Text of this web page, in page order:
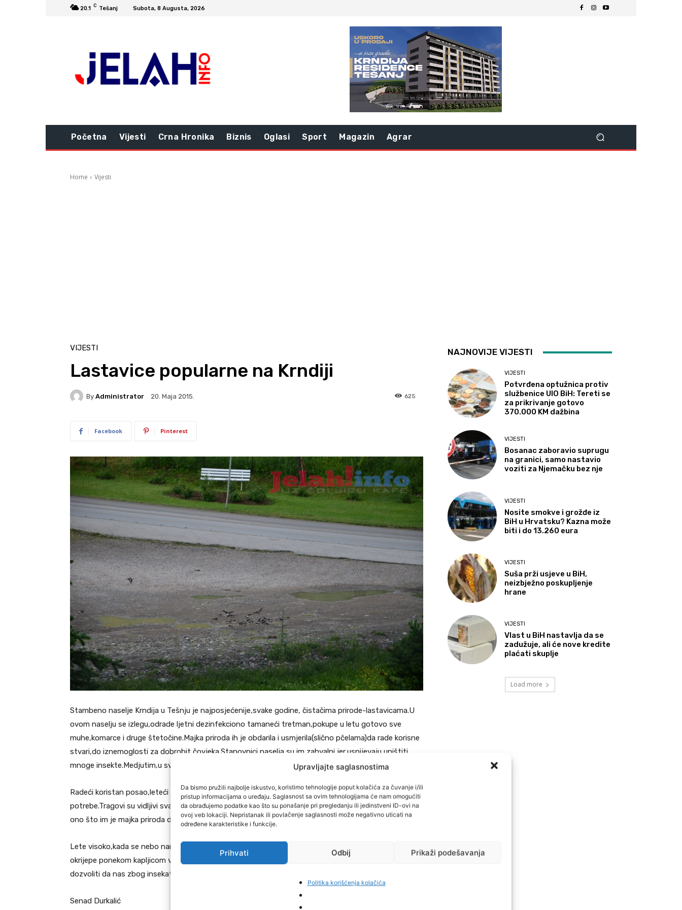
Upravljajte saglasnostima
Da bismo pružili najbolje iskustvo, koristimo tehnologije poput kolačića za čuvanje i/ili
pristup informacijama o uređaju. Saglasnost sa ovim tehnologijama će nam omogućiti
da obrađujemo podatke kao što su ponašanje pri pregledanju ili jedinstveni ID-ovi na
ovoj veb lokaciji. Nepristanak ili povlačenje saglasnosti može negativno uticati na
određene karakteristike i funkcije.
Prihvati Odbij Prikaži podešavanja
Politika korišćenja kolačića
20.1 C Tešanj Subota, 8 Augusta, 2026
Početna Vijesti Crna Hronika Biznis Oglasi Sport Magazin Agrar
Home Vijesti
VIJESTI
Lastavice popularne na Krndiji
By Administrator 20. Maja 2015. 625
Facebook Pinterest
Stambeno naselje Krndija u Tešnju je najposjećenije,svake godine, čistačima prirode-lastavicama.U
ovom naselju se izlegu,odrade ljetni dezinfekciono tamaneći tretman,pokupe u letu gotovo sve
muhe,komarce i druge štetočine.Majka priroda ih je obdarila i usmjerila(slično pčelama)da rade korisne
stvari,do iznemoglosti za dobrobit čovjeka.Stanovnici naselja su im zahvalni jer,uspijevaju uništiti
mnoge insekte.Medjutim,u svakom dobru ima i zla.
Radeći koristan posao,leteći velikom brzinom po cio dan,moraju obavljati kao i čovjek svoje biološke
potrebe.Tragovi su vidljivi svakoga dana,na parkiranim automobilima ali ?Nisu lastavice krive.One rade
ono što im je majka priroda dodijelila u zadatak.
Lete visoko,kada se nebo namršti slijeću za insektima i do zemlje,posebno poslije kiše da se malo
okrijepe ponekom kapljicom vode iz nastalih lokvica.Hvala im jer,ipak je lakše oprati automobil,nego
dozvoliti da nas zbog insekata avionima zaprašuju iz zraka
Senad Durkalić
NAJNOVIJE VIJESTI
VIJESTI
Potvrđena optužnica protiv
službenice UIO BiH: Tereti se
za prikrivanje gotovo
370.000 KM dažbina
VIJESTI
Bosanac zaboravio suprugu
na granici, samo nastavio
voziti za Njemačku bez nje
VIJESTI
Nosite smokve i grožđe iz
BiH u Hrvatsku? Kazna može
biti i do 13.260 eura
VIJESTI
Suša prži usjeve u BiH,
neizbježno poskupljenje
hrane
VIJESTI
Vlast u BiH nastavlja da se
zadužuje, ali će nove kredite
plaćati skuplje
Load more